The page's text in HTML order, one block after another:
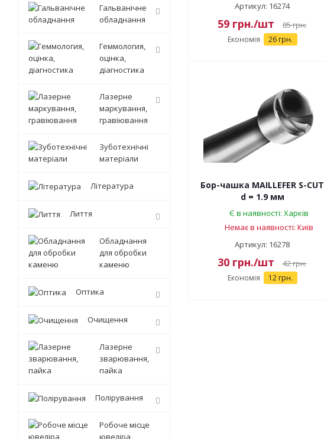
Артикул: 16274
59 грн./шт 85грн.
Економія 26 грн.
Бор-чашка MAILLEFER S-CUT
d = 1.9 мм
Є в наявності: Харків
Немає в наявності: Київ
Артикул: 16278
30 грн./шт 42грн.
Економія 12 грн.
Гальванічне
обладнання
Геммология,
оцінка,
діагностика
Лазерне
маркування,
гравіювання
Зуботехнічні
матеріали
Література
Лиття
Обладнання
для обробки
каменю
Оптика
Очищення
Лазерне
зварювання,
пайка
Полірування
Робоче місце
ювеліра